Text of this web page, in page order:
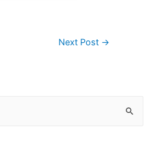
Next Post →